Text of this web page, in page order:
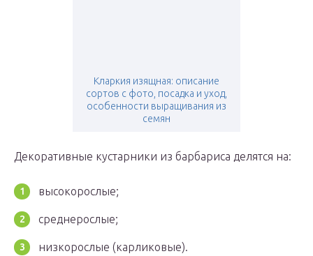
Кларкия изящная: описание
сортов с фото, посадка и уход,
особенности выращивания из
семян
Декоративные кустарники из барбариса делятся на:
высокорослые;
среднерослые;
низкорослые (карликовые).